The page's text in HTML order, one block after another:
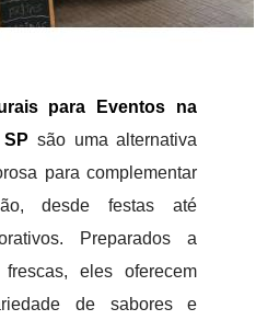
para Eventos na
são uma alternativa
para complementar
desde festas até
Preparados a
eles oferecem
de sabores e